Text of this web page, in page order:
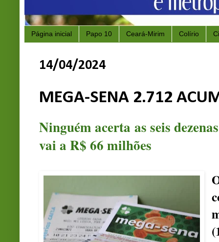
Página inicial Papo 10 Ceará-Mirim Colírio
14/04/2024
MEGA-SENA 2.712
Ninguém acerta as seis
vai a R$ 66 milhões